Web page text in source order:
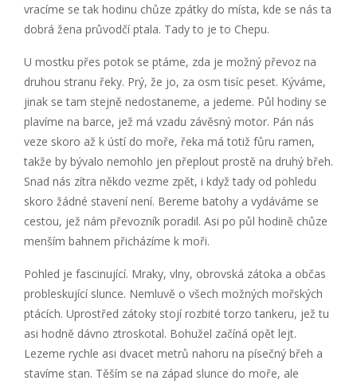
vracíme se tak hodinu chůze zpátky do místa, kde se nás ta
dobrá žena průvodčí ptala. Tady to je to Chepu.
U mostku přes potok se ptáme, zda je možný převoz na
druhou stranu řeky. Prý, že jo, za osm tisíc peset. Kýváme,
jinak se tam stejně nedostaneme, a jedeme. Půl hodiny se
plavíme na barce, jež má vzadu závěsný motor. Pán nás
veze skoro až k ústí do moře, řeka má totiž fůru ramen,
takže by bývalo nemohlo jen přeplout prostě na druhý břeh.
Snad nás zítra někdo vezme zpět, i když tady od pohledu
skoro žádné stavení není. Bereme batohy a vydáváme se
cestou, jež nám převozník poradil. Asi po půl hodině chůze
menším bahnem přicházíme k moři.
Pohled je fascinující. Mraky, vlny, obrovská zátoka a občas
probleskující slunce. Nemluvě o všech možných mořských
ptácích. Uprostřed zátoky stojí rozbité torzo tankeru, jež tu
asi hodně dávno ztroskotal. Bohužel začíná opět lejt.
Lezeme rychle asi dvacet metrů nahoru na písečný břeh a
stavíme stan. Těším se na západ slunce do moře, ale